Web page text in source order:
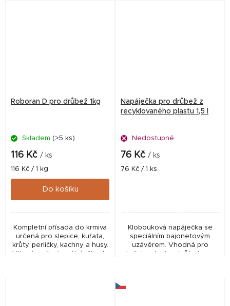
Roboran D pro drůbež 1kg
Skladem (>5 ks)
116 Kč / ks
Měrná
cena:
116 Kč / 1 kg
Do košíku
Kompletní přísada do krmiva
určená pro slepice, kuřata,
krůty, perličky, kachny a husy.
Napáječka pro drůbež z
recyklovaného plastu 1,5 l
Nedostupné
76 Kč / ks
Měrná
76 Kč / 1 ks
Klobouková napáječka se
speciálním bajonetovým
uzávěrem. Vhodná pro